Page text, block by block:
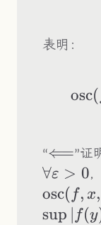
表明：
osc(
“⟸”证
∀ε > 0，
osc( f, x,
sup
f(y